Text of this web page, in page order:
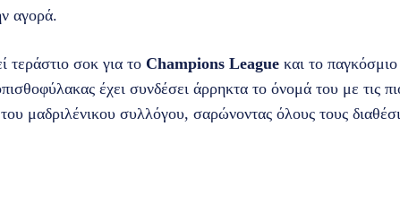
αγορά.
τεράστιο σοκ για το Champions League και το
έχει συνδέσει άρρηκτα το όνομά του με τις
μαδριλένικου συλλόγου, σαρώνοντας όλους τους